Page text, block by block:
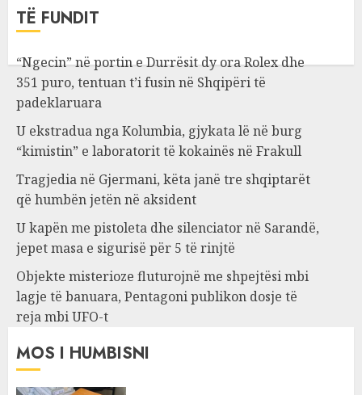
TË FUNDIT
“Ngecin” në portin e Durrësit dy ora Rolex dhe
351 puro, tentuan t’i fusin në Shqipëri të
padeklaruara
U ekstradua nga Kolumbia, gjykata lë në burg
“kimistin” e laboratorit të kokainës në Frakull
Tragjedia në Gjermani, këta janë tre shqiptarët
që humbën jetën në aksident
U kapën me pistoleta dhe silenciator në Sarandë,
jepet masa e sigurisë për 5 të rinjtë
Objekte misterioze fluturojnë me shpejtësi mbi
lagje të banuara, Pentagoni publikon dosje të
reja mbi UFO-t
MOS I HUMBISNI